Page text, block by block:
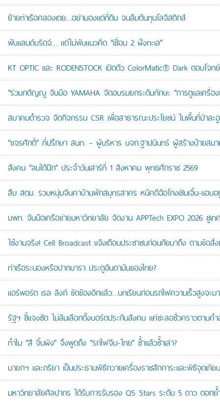
ย้ายท่าเรือคลองเตย…อย่ามองแต่ที่ดิน จนลืมต้นทุนโลจิสติกส์
พับแลนด์บริดจ์… แต่ไม่พับแนวคิด “เชื่อม 2 ฝั่งทะเล”
KT OPTIC และ RODENSTOCK เปิดตัว ColorMatic® Dark ตอบโจ
“ร่วมกตัญญู จับมือ YAMAHA จัดอบรมยกระดับทักษะ “การดูแลเครื่อ
สมาคมตำรวจ จัดกิจกรรม CSR เพื่อสาธารณะประโยชน์ ในพื้นที่ป่าละอู
“ขจรศักดิ์” ที่ปรึกษา สนท. – ผู้บริหาร บจก.ฐาปนินทร์ ผู้สร้างป้ายสม
สังคม “ลมใต้ปีก” ประจำวันเสาร์ที่ 1 สิงหาคม พุทธศักราช 2569
สืบ สตม. รวบหนุ่มจีนคาบ้านพักสมุทรสาคร หนีคดีฉ้อโกงเซินเจิ้น-แอบอ
บพท. จับมือเครือข่ายมหาวิทยาลัย จัดงาน APPTech EXPO 2026 ชูเ
ใช้งานจริง! Cell Broadcast แจ้งเตือนประชาชนก่อนภัยมาถึง ตามข้อสั่
ท่าเรือระนองหรือปากบารา ประตูอันดามันของไทย?
แอร์พอร์ต เรล ลิงก์ ขัดข้องอีกแล้ว…บทเรียนก่อนรถไฟความเร็วสูงจะม
รัฐฯ ชี้แจงชัด ไม่ล้มเลือกตั้งบอร์ดประกันสังคม แค่ชะลอชั่วคราวตามค
ทำไม “สี จิ้นผิง” จึงพูดถึง “รถไฟจีน-ไทย” ซ้ำแล้วซ้ำเล่า?
นายกฯ และภริยา เป็นประธานพิธีถวายเครื่องราชสักการะและพิธีจุดเ
มหาวิทยาลัยศิลปากร ได้รับการรับรอง QS Stars ระดับ 5 ดาว ตอก